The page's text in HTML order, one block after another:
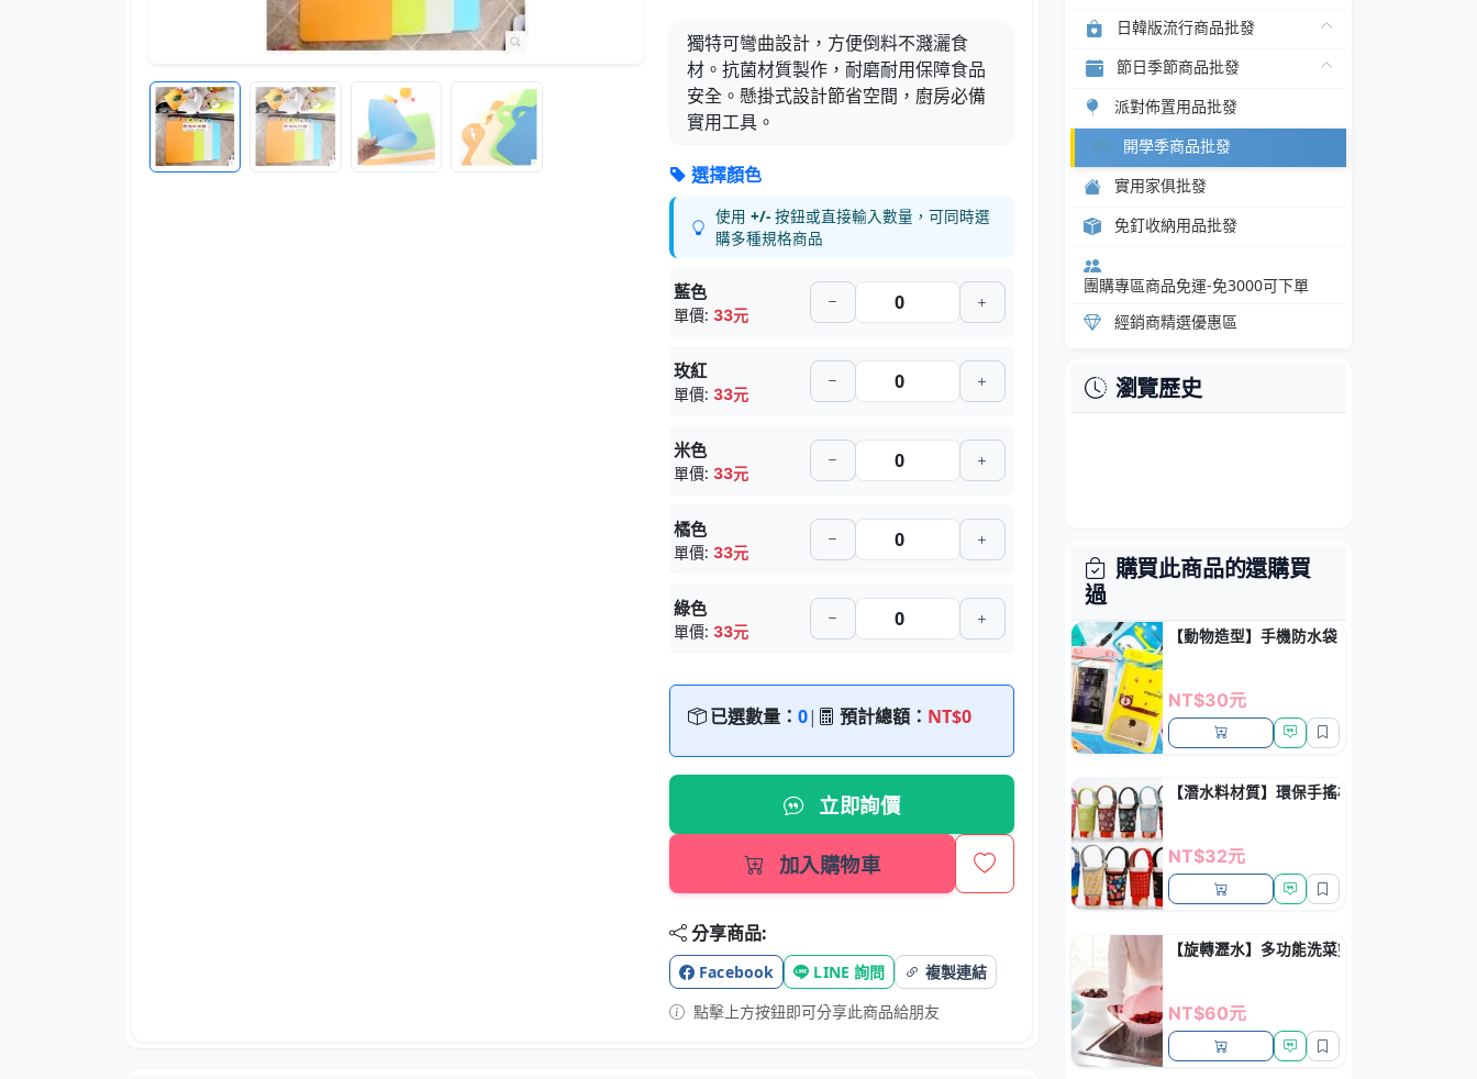
獨特可彎曲設計，方便倒料不濺灑食
材。抗菌材質製作，耐磨耐用保障食品
安全。懸掛式設計節省空間，廚房必備
實用工具。
選擇顏色
使用+/- 按鈕或直接輸入數量，可同時選
購多種規格商品
藍色
單價:33元
玫紅
單價:33元
米色
單價:33元
橘色
單價:33元
綠色
單價:33元
已選數量：0| 預計總額： NT$0
立即詢價
加入購物車
分享商品:
Facebook LINE 詢問
複製連結
點擊上方按鈕即可分享此商品給朋友
日韓版流行商品批發
節日季節商品批發
派對佈置用品批發
開學季商品批發
實用家俱批發
免釘收納用品批發
團購專區商品免運-免3000可下單
經銷商精選優惠區
瀏覽歷史
購買此商品的還購買
過
【動物造型】手機防水袋 - 戲水漂流防護套
NT$30元
【潛水料材質】環保手搖杯隔熱套 - 防燙防
NT$32元
【旋轉瀝水】多功能洗菜籃 - 三合一淘洗器
NT$60元